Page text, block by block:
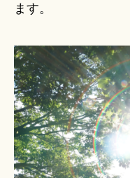
ます。